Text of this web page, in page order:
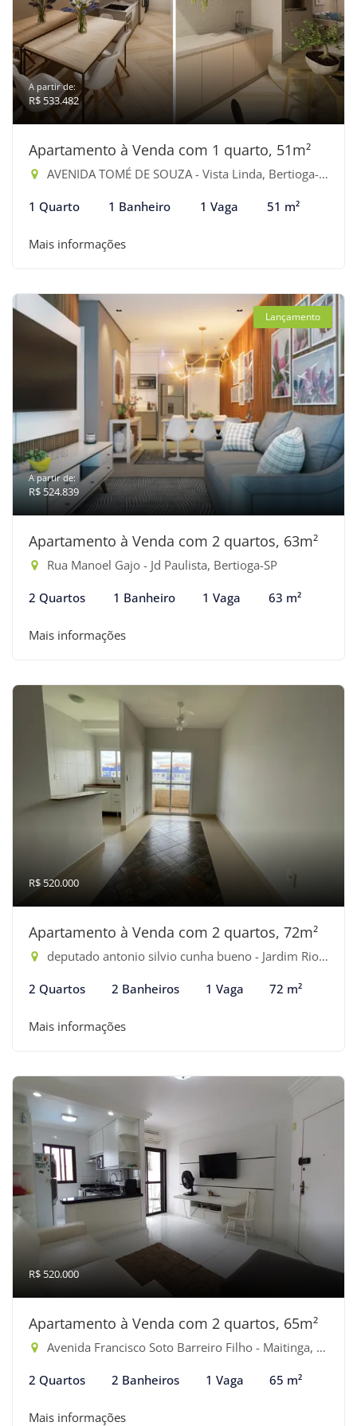
A partir de:
R$ 533.482
Apartamento à Venda com 1 quarto, 51m²
AVENIDA TOMÉ DE SOUZA - Vista Linda, Bertioga-SP
1 Quarto 1 Banheiro 1 Vaga 51 m²
Mais informações
Lançamento
A partir de:
R$ 524.839
Apartamento à Venda com 2 quartos, 63m²
Rua Manoel Gajo - Jd Paulista, Bertioga-SP
2 Quartos 1 Banheiro 1 Vaga 63 m²
Mais informações
R$ 520.000
Apartamento à Venda com 2 quartos, 72m²
deputado antonio silvio cunha bueno - Jardim Rio da Praia, Bertioga-SP
2 Quartos 2 Banheiros 1 Vaga 72 m²
Mais informações
R$ 520.000
Apartamento à Venda com 2 quartos, 65m²
Avenida Francisco Soto Barreiro Filho - Maitinga, Bertioga-SP
2 Quartos 2 Banheiros 1 Vaga 65 m²
Mais informações